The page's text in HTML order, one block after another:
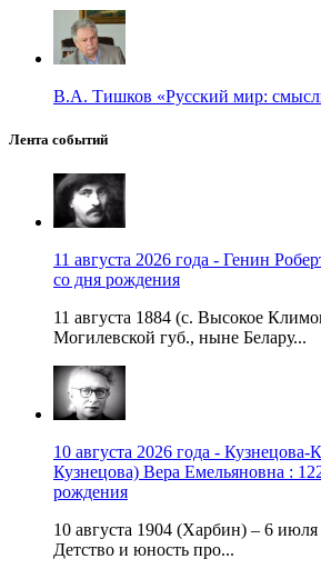
В.А. Тишков «Русский мир:
Лента событий
11 августа 2026 года - Генин
со дня рождения
11 августа 1884 (с. Высокое
Могилевской губ., ныне Белару...
10 августа 2026 года -
Кузнецова) Вера Емельяновна :
рождения
10 августа 1904 (Харбин) – 6
Детство и юность про...